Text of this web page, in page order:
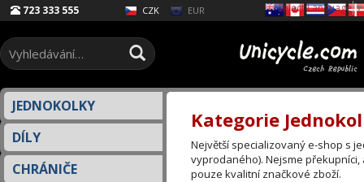
723 333 555 CZK EUR
JEDNOKOLKY
DÍLY
CHRÁNIČE
Kategorie
Největší specializovaný e-shop s
vyprodaného). Nejsme
pouze kvalitní značkové zboží.
Select Language▼